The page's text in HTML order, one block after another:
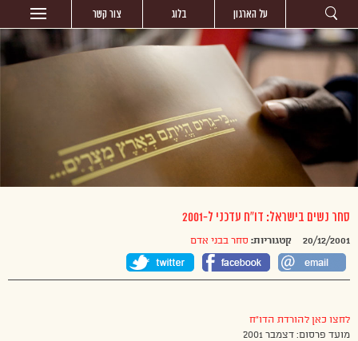
על הארגון בלוג צור קשר
סחר נשים בישראל: דו”ח עדכני ל-2001
20/12/2001 קטגוריות: סחר בבני אדם
לחצו כאן להורדת הדו”ח
מועד פרסום: דצמבר 2001